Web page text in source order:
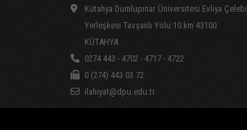
Kütahya Dumlupınar Üniversitesi Evliya Çelebi
Yerleşkesi Tavşanlı Yolu 10.km 43100
KÜTAHYA
0274 443 - 4702 - 4717 - 4722
0 (274) 443 03 72
ilahiyat@dpu.edu.tr